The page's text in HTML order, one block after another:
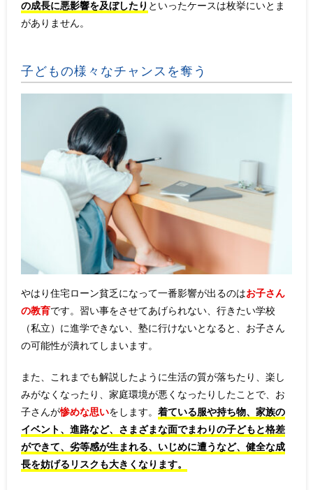
の成長に悪影響を及ぼしたり といったケースは枚挙にいとま
がありません。
子どもの様々なチャンスを奪う
やはり住宅ローン貧乏になって一番影響が出るのはお子さん
の教育です。習い事をさせてあげられない、行きたい学校
（私立）に進学できない、塾に行けないとなると、お子さん
の可能性が潰れてしまいます。
また、これまでも解説したように生活の質が落ちたり、楽し
みがなくなったり、家庭環境が悪くなったりしたことで、お
子さんが惨めな思いをします。 着ている服や持ち物、家族の
イベント、進路など、さまざまな面でまわりの子どもと格差
ができて、劣等感が生まれる、いじめに遭うなど、健全な成
長を妨げるリスクも大きくなります。